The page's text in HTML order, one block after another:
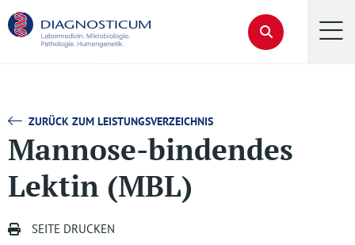
ZURÜCK ZUM LEISTUNGSVERZEICHNIS
Mannose-bindendes
Lektin (MBL)
SEITE DRUCKEN